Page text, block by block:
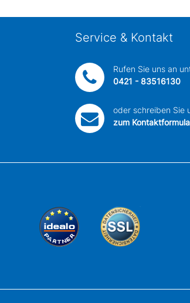
Service & Kontakt
Rufen Sie uns an
0421 - 83516130
oder schreiben Sie
zum